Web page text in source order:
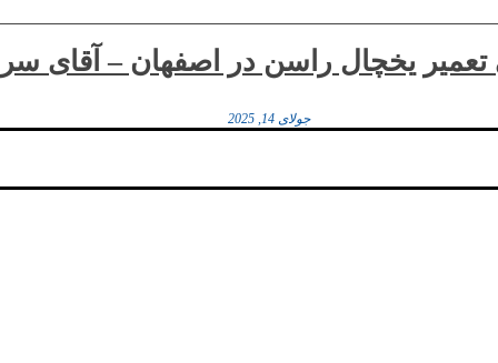
تعمیر یخچال راسن در اصفهان – آقای
جولای 14, 2025